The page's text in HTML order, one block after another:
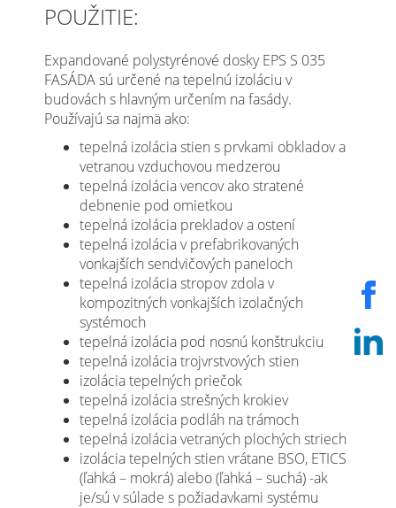
POUŽITIE:
Expandované polystyrénové dosky EPS S 035
FASÁDA sú určené na tepelnú izoláciu v
budovách s hlavným určením na fasády.
Používajú sa najmä ako:
tepelná izolácia stien s prvkami obkladov a
vetranou vzduchovou medzerou
tepelná izolácia vencov ako stratené
debnenie pod omietkou
tepelná izolácia prekladov a ostení
tepelná izolácia v prefabrikovaných
vonkajších sendvičových paneloch
tepelná izolácia stropov zdola v
kompozitných vonkajších izolačných
systémoch
tepelná izolácia pod nosnú konštrukciu
tepelná izolácia trojvrstvových stien
izolácia tepelných priečok
tepelná izolácia strešných krokiev
tepelná izolácia podláh na trámoch
tepelná izolácia vetraných plochých striech
izolácia tepelných stien vrátane BSO, ETICS
(ľahká – mokrá) alebo (ľahká – suchá) -ak
je/sú v súlade s požiadavkami systému